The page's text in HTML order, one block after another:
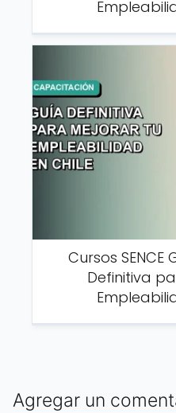
Cursos SENCE
Definitiva
Agregar un